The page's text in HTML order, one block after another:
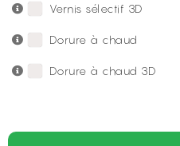
Vernis sélectif 3D
Dorure à chaud
Dorure à chaud 3D